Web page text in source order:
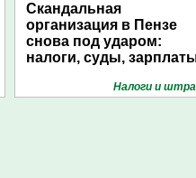
Скандальная
организация в Пензе
снова под ударом:
налоги, суды,
Налоги и